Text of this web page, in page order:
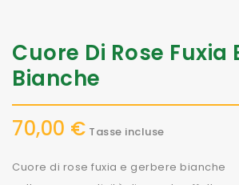
Cuore Di Rose Fuxia
Bianche
70,00 € Tasse incluse
Cuore di rose fuxia e gerbere bianche